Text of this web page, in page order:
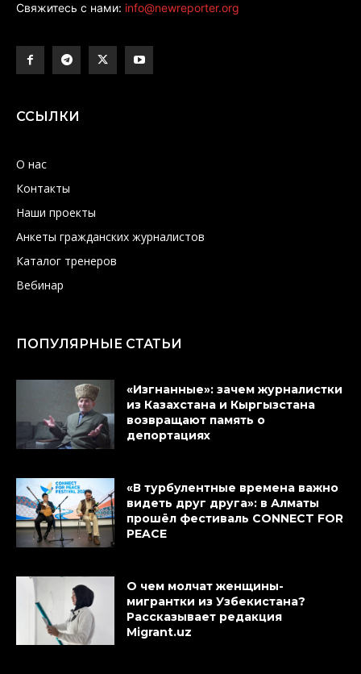
Свяжитесь с нами: info@newreporter.org
ССЫЛКИ
О нас
Контакты
Наши проекты
Анкеты гражданских журналистов
Каталог тренеров
Вебинар
ПОПУЛЯРНЫЕ СТАТЬИ
«Изгнанные»: зачем журналистки
из Казахстана и Кыргызстана
возвращают память о
депортациях
«В турбулентные времена важно
видеть друг друга»: в Алматы
прошёл фестиваль CONNECT FOR
PEACE
О чем молчат женщины-
мигрантки из Узбекистана?
Рассказывает редакция
Migrant.uz